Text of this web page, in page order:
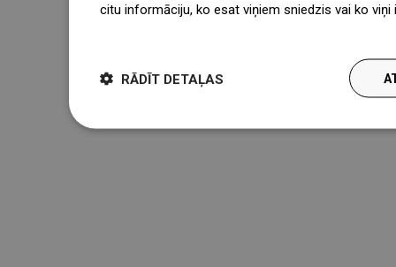
citu informāciju, ko esat viņiem sniedzis vai ko
RĀDĪT DETAĻAS